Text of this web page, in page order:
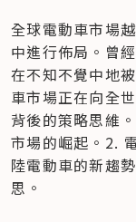
全球電動車市場
中進行佈局。曾
在不知不覺中地
車市場正在向全
背後的策略思維
市場的崛起。2.
陸電動車的新趨
思。